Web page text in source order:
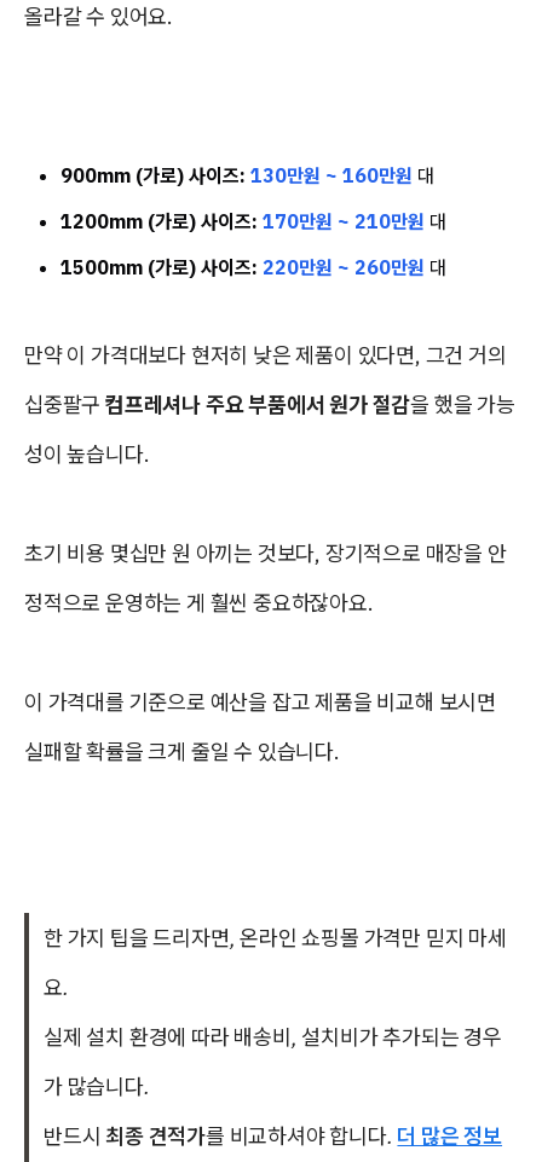
올라갈 수 있어요.
900mm (가로) 사이즈: 130만원 ~ 160만원 대
1200mm (가로) 사이즈: 170만원 ~ 210만원 대
1500mm (가로) 사이즈: 220만원 ~ 260만원 대
만약 이 가격대보다 현저히 낮은 제품이 있다면, 그건 거의
십중팔구 컴프레셔나 주요 부품에서 원가 절감을 했을 가능
성이 높습니다.
초기 비용 몇십만 원 아끼는 것보다, 장기적으로 매장을 안
정적으로 운영하는 게 훨씬 중요하잖아요.
이 가격대를 기준으로 예산을 잡고 제품을 비교해 보시면
실패할 확률을 크게 줄일 수 있습니다.
한 가지 팁을 드리자면, 온라인 쇼핑몰 가격만 믿지 마세
요.
실제 설치 환경에 따라 배송비, 설치비가 추가되는 경우
가 많습니다.
반드시최종 견적가를 비교하셔야 합니다. 더 많은 정보